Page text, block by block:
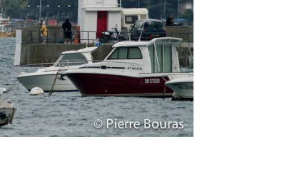
05Mai
Classe Ultim 32/23,Records,
Un nouveau Maxi Edmond de